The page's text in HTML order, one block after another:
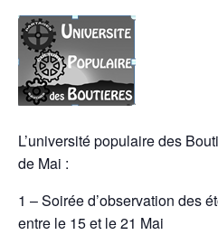
L’université populaire des
de Mai :
1 – Soirée d’observation des
entre le 15 et le 21 Mai